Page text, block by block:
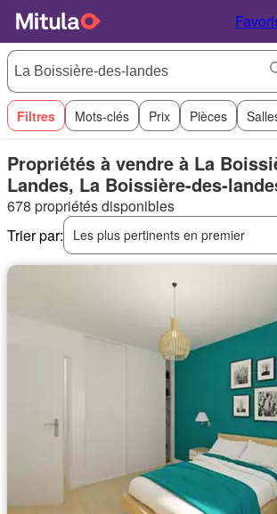
Filtres Mots-clés Prix Pièces
Propriétés à vendre à La
Landes, La Boissière-des-
678 propriétés disponibles
Trier par:
Les plus pertinents en premier